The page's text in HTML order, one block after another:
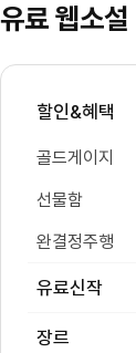
유료 웹소설
할인&혜택
골드게이지
선물함
완결정주행
유료신작
장르